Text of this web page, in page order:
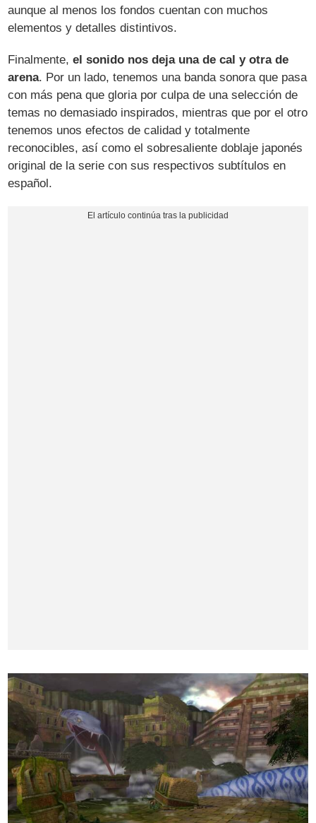
aunque al menos los fondos cuentan con muchos
elementos y detalles distintivos.
Finalmente,el sonido nos deja una de cal y otra de
arena. Por un lado, tenemos una banda sonora que pasa
con más pena que gloria por culpa de una selección de
temas no demasiado inspirados, mientras que por el otro
tenemos unos efectos de calidad y totalmente
reconocibles, así como el sobresaliente doblaje japonés
original de la serie con sus respectivos subtítulos en
español.